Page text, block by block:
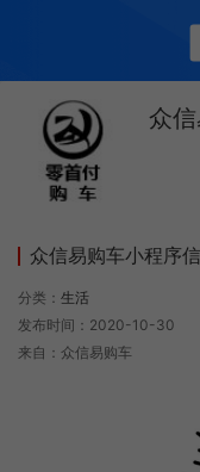
众
众信易购车小程序
分类： 生活
发布时间：2020-10-30
来自：众信易购车